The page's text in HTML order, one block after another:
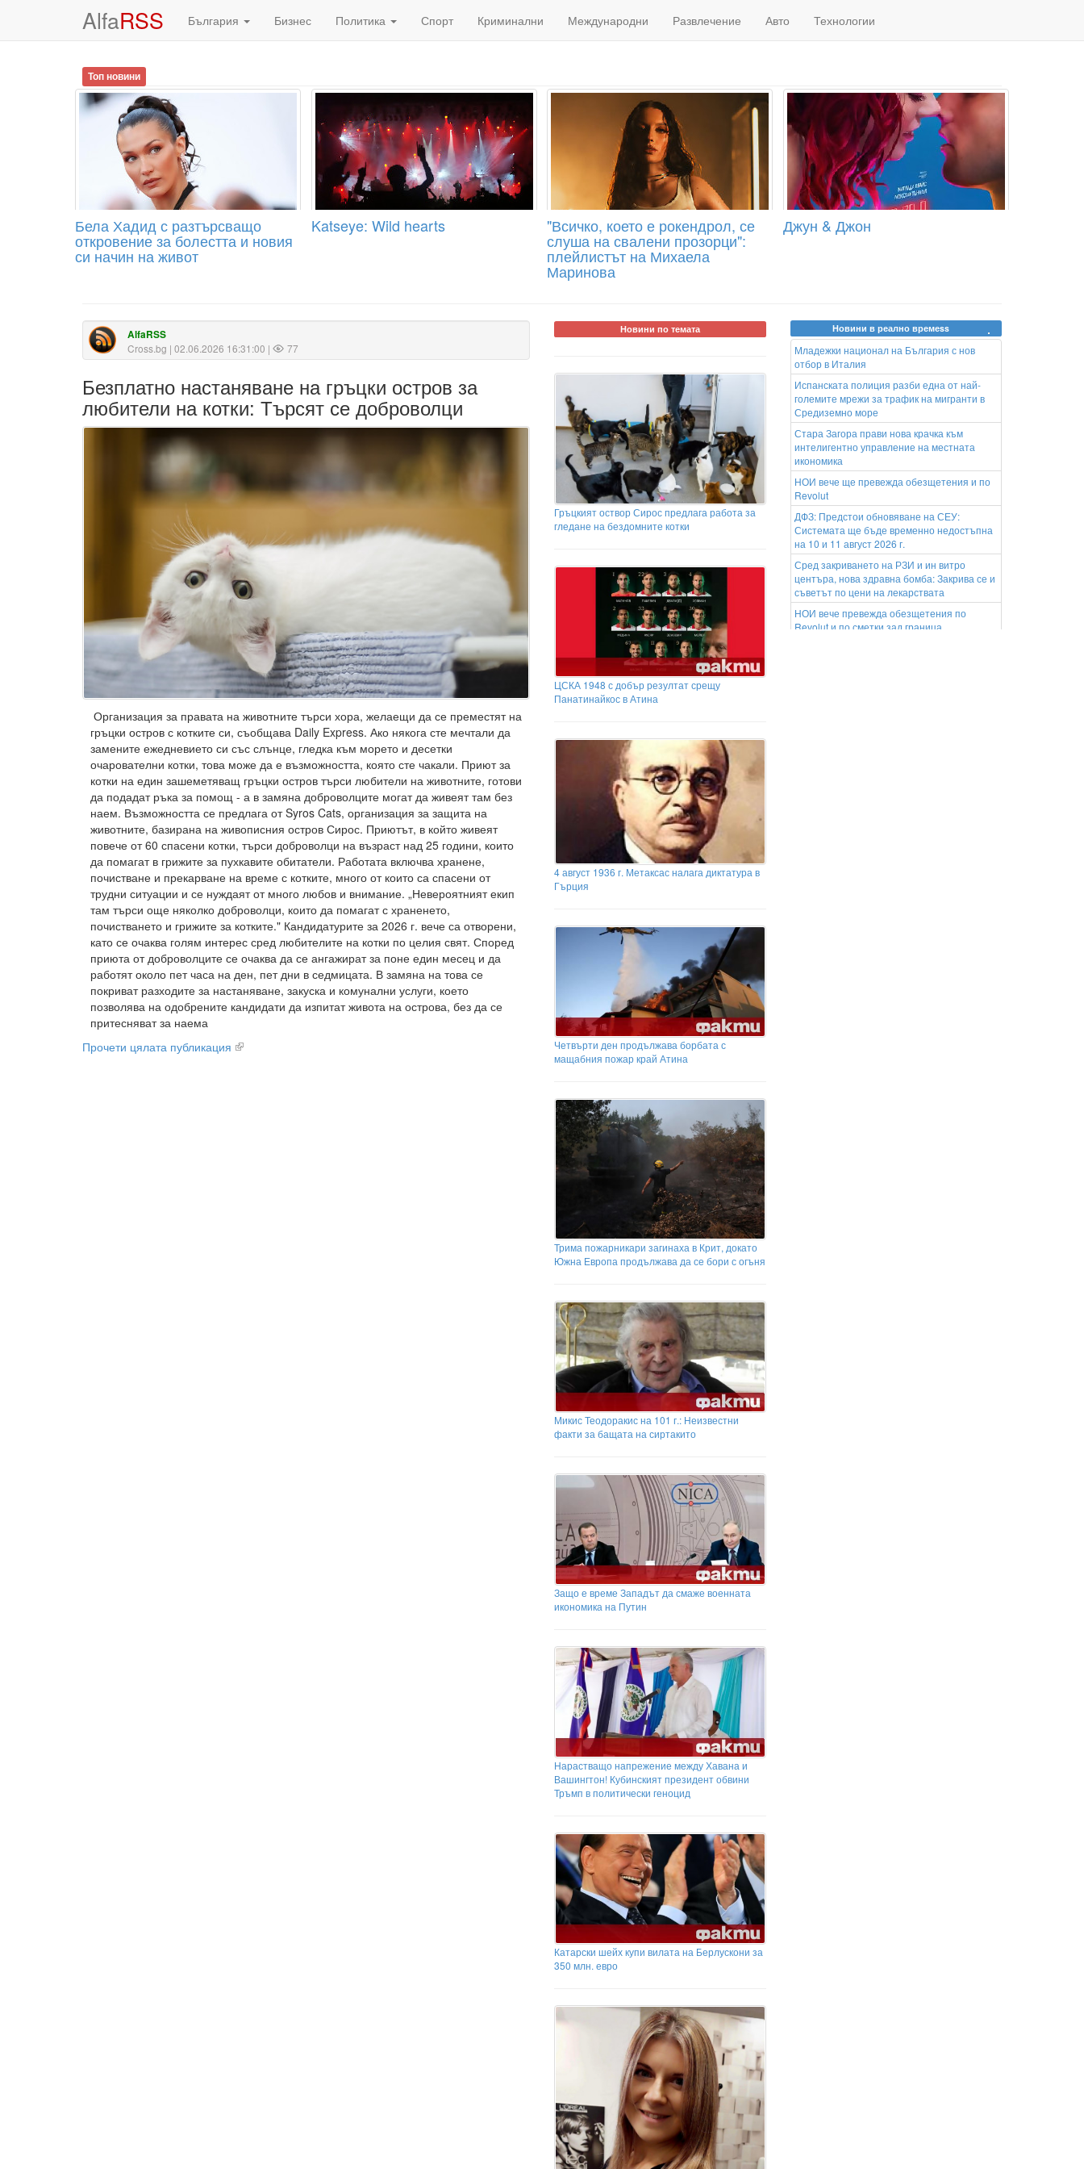
AlfaRSS България Бизнес Политика Спорт Криминални Международни Развлечение Авто Технологии
Топ новини
Бела Хадид с разтърсващо
откровение за болестта и новия
си начин на живот
Katseye: Wild hearts "Всичко, което е рокендрол, се
слуша на свалени прозорци":
плейлистът на Михаела
Маринова
Джун & Джон
AlfaRSS
Cross.bg | 02.06.2026 16:31:00 | 77
Безплатно настаняване на гръцки остров за
любители на котки: Търсят се доброволци
Организация за правата на животните търси хора, желаещи да се преместят на
гръцки остров с котките си, съобщава Daily Express. Ако някога сте мечтали да
замените ежедневието си със слънце, гледка към морето и десетки
очарователни котки, това може да е възможността, която сте чакали. Приют за
котки на един зашеметяващ гръцки остров търси любители на животните, готови
да подадат ръка за помощ - а в замяна доброволците могат да живеят там без
наем. Възможността се предлага от Syros Cats, организация за защита на
животните, базирана на живописния остров Сирос. Приютът, в който живеят
повече от 60 спасени котки, търси доброволци на възраст над 25 години, които
да помагат в грижите за пухкавите обитатели. Работата включва хранене,
почистване и прекарване на време с котките, много от които са спасени от
трудни ситуации и се нуждаят от много любов и внимание. „Невероятният екип
там търси още няколко доброволци, които да помагат с храненето,
почистването и грижите за котките." Кандидатурите за 2026 г. вече са отворени,
като се очаква голям интерес сред любителите на котки по целия свят. Според
приюта от доброволците се очаква да се ангажират за поне един месец и да
работят около пет часа на ден, пет дни в седмицата. В замяна на това се
покриват разходите за настаняване, закуска и комунални услуги, което
позволява на одобрените кандидати да изпитат живота на острова, без да се
притесняват за наема
Прочети цялата публикация
Новини по темата
Гръцкият оствор Сирос предлага работа за
гледане на бездомните котки
ЦСКА 1948 с добър резултат срещу
Панатинайкос в Атина
4 август 1936 г. Метаксас налага диктатура в
Гърция
Четвърти ден продължава борбата с
мащабния пожар край Атина
Трима пожарникари загинаха в Крит, докато
Южна Европа продължава да се бори с огъня
Микис Теодоракис на 101 г.: Неизвестни
факти за бащата на сиртакито
Защо е време Западът да смаже военната
икономика на Путин
Нарастващо напрежение между Хавана и
Вашингтон! Кубинският президент обвини
Тръмп в политически геноцид
Катарски шейх купи вилата на Берлускони за
350 млн. евро
Новини в реално времеss
Младежки национал на България с нов
отбор в Италия
Испанската полиция разби една от най-
големите мрежи за трафик на мигранти в
Средиземно море
Стара Загора прави нова крачка към
интелигентно управление на местната
икономика
НОИ вече ще превежда обезщетения и по
Revolut
ДФЗ: Предстои обновяване на СЕУ:
Системата ще бъде временно недостъпна
на 10 и 11 август 2026 г.
Сред закриването на РЗИ и ин витро
центъра, нова здравна бомба: Закрива се и
съветът по цени на лекарствата
НОИ вече превежда обезщетения по
Revolut и по сметки зад граница